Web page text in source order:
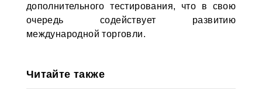
дополнительного тестирования, что в свою
очередь содействует развитию
международной торговли.
Читайте также